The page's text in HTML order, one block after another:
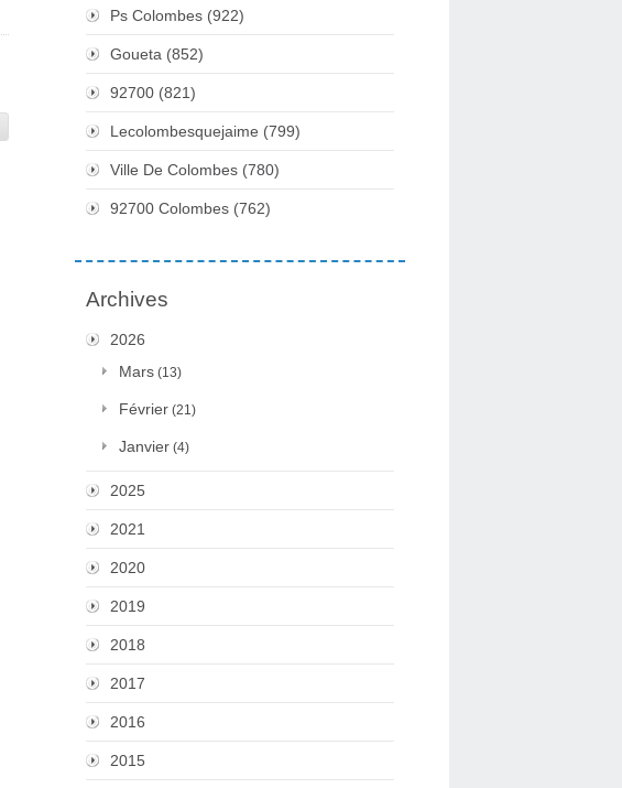
Ps Colombes (922)
Goueta (852)
92700 (821)
Lecolombesquejaime (799)
Ville De Colombes (780)
92700 Colombes (762)
Archives
2026
Mars (13)
Février (21)
Janvier (4)
2025
2021
2020
2019
2018
2017
2016
2015